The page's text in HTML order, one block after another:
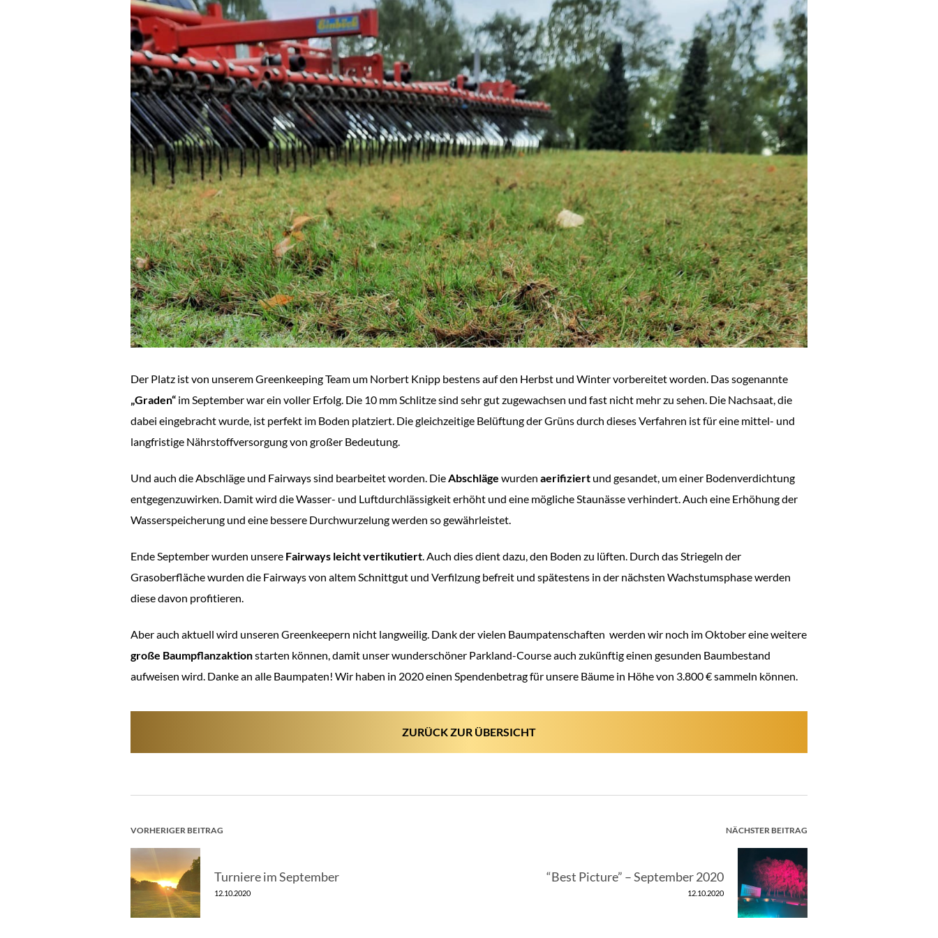
Der Platz ist von unserem Greenkeeping Team um Norbert Knipp bestens auf den Herbst und Winter vorbereitet worden. Das sogenannte
„Graden“im September war ein voller Erfolg. Die 10 mm Schlitze sind sehr gut zugewachsen und fast nicht mehr zu sehen. Die Nachsaat, die
dabei eingebracht wurde, ist perfekt im Boden platziert. Die gleichzeitige Belüftung der Grüns durch dieses Verfahren ist für eine mittel- und
langfristige Nährstoffversorgung von großer Bedeutung.
Und auch die Abschläge und Fairways sind bearbeitet worden. DieAbschläge wurden aerifiziertund gesandet, um einer Bodenverdichtung
entgegenzuwirken. Damit wird die Wasser- und Luftdurchlässigkeit erhöht und eine mögliche Staunässe verhindert. Auch eine Erhöhung der
Wasserspeicherung und eine bessere Durchwurzelung werden so gewährleistet.
Ende September wurden unsere Fairways leicht vertikutiert. Auch dies dient dazu, den Boden zu lüften. Durch das Striegeln der
Grasoberfläche wurden die Fairways von altem Schnittgut und Verfilzung befreit und spätestens in der nächsten Wachstumsphase werden
diese davon profitieren.
Aber auch aktuell wird unseren Greenkeepern nicht langweilig. Dank der vielen Baumpatenschaften werden wir noch im Oktober eine weitere
große Baumpflanzaktionstarten können, damit unser wunderschöner Parkland-Course auch zukünftig einen gesunden Baumbestand
aufweisen wird. Danke an alle Baumpaten! Wir haben in 2020 einen Spendenbetrag für unsere Bäume in Höhe von 3.800 € sammeln können.
ZURÜCK ZUR ÜBERSICHT
BEITRAGSNAVIGATION
VORHERIGER BEITRAG
Turniere im September
12.10.2020
NÄCHSTER BEITRAG
“Best Picture” – September 2020
12.10.2020